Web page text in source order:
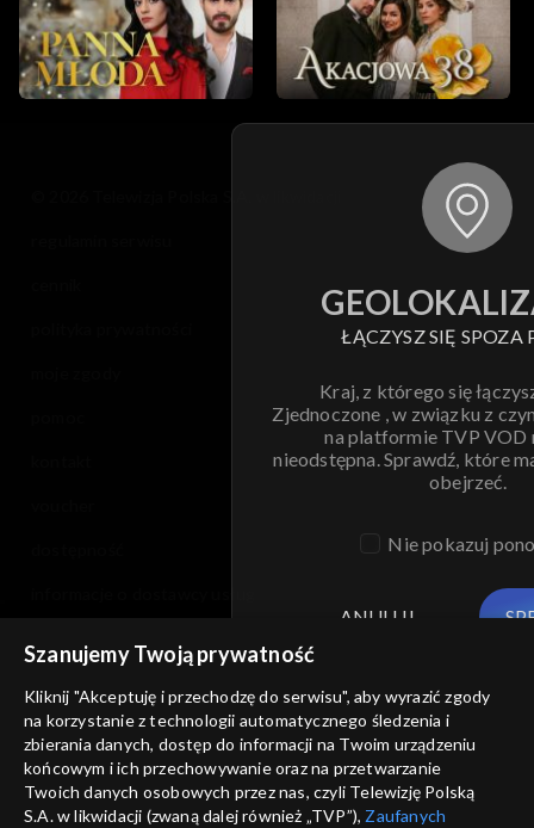
ŁĄCZYSZ SIĘ SPOZA
Kraj, z którego się
Zjednoczone , w związku z
na platformie TVP VOD
nieodstępna. Sprawdź, które
obejrzeć.
Nie pokazuj
ANULUJ
Szanujemy Twoją prywatność
Kliknij "Akceptuję i przechodzę do serwisu", aby wyrazić zgody
na korzystanie z technologii automatycznego śledzenia i
zbierania danych, dostęp do informacji na Twoim urządzeniu
końcowym i ich przechowywanie oraz na przetwarzanie
Twoich danych osobowych przez nas, czyli Telewizję Polską
S.A. w likwidacji (zwaną dalej również „TVP”), Zaufanych